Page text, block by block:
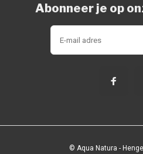
Abonneer je op
© Aqua Natura -